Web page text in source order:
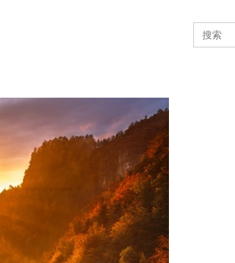
Search
for: